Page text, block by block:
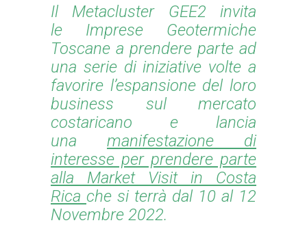
Il Metacluster GEE2 invita
le Imprese Geotermiche
Toscane a prendere parte ad
una serie di iniziative volte a
favorire l’espansione del loro
business sul mercato
costaricano e lancia
una manifestazione di
interesse per prendere parte
alla Market Visit in Costa
Rica che si terrà dal 10 al 12
Novembre 2022.